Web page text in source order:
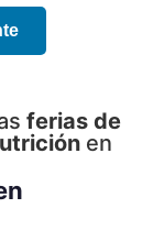
ferias de
en